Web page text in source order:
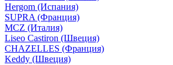
Hergom (Испания)
SUPRA (Франция)
MCZ (Италия)
Liseo Castiron (Швеция)
CHAZELLES (Франция)
Keddy (Швеция)